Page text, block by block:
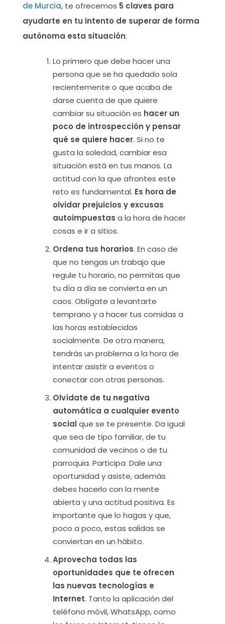
de Murcia, te ofrecemos 5 claves para
ayudarte en tu intento de superar de forma
autónoma esta situación:
Lo primero que debe hacer una
persona que se ha quedado sola
recientemente o que acaba de
darse cuenta de que quiere
cambiar su situación es hacer un
poco de introspección y pensar
qué se quiere hacer. Si no te
gusta la soledad, cambiar esa
situación está en tus manos. La
actitud con la que afrontes este
reto es fundamental. Es hora de
olvidar prejuicios y excusas
autoimpuestas a la hora de hacer
cosas e ir a sitios.
Ordena tus horarios. En caso de
que no tengas un trabajo que
regule tu horario, no permitas que
tu día a día se convierta en un
caos. Oblígate a levantarte
temprano y a hacer tus comidas a
las horas establecidas
socialmente. De otra manera,
tendrás un problema a la hora de
intentar asistir a eventos o
conectar con otras personas.
Olvídate de tu negativa
automática a cualquier evento
socialque se te presente. Da igual
que sea de tipo familiar, de tu
comunidad de vecinos o de tu
parroquia. Participa. Dale una
oportunidad y asiste, además
debes hacerlo con la mente
abierta y una actitud positiva. Es
importante que lo hagas y que,
poco a poco, estas salidas se
conviertan en un hábito.
Aprovecha todas las
oportunidades que te ofrecen
las nuevas tecnologías e
Internet. Tanto la aplicación del
teléfono móvil, WhatsApp, como